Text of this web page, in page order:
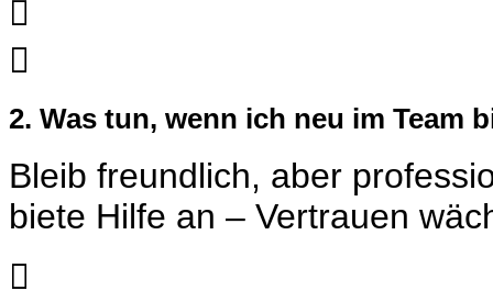


2. Was tun, wenn ich neu im Team
Bleib freundlich, aber
biete Hilfe an – Vertrauen
